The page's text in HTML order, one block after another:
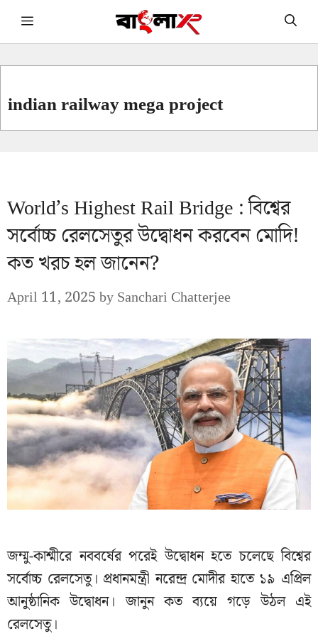
Skip Menu
indian railway mega project
World’s Highest Rail Bridge : বিশ্বের
সর্বোচ্চ রেলসেতুর উদ্বোধন করবেন মোদি!
কত খরচ হল জানেন?
April 11, 2025bySanchari Chatterjee
জম্মু-কাশ্মীরে নববর্ষের পরেই উদ্বোধন হতে চলেছে বিশ্বের
সর্বোচ্চ রেলসেতু। প্রধানমন্ত্রী নরেন্দ্র মোদীর হাতে ১৯ এপ্রিল
আনুষ্ঠানিক উদ্বোধন। জানুন কত ব্যয়ে গড়ে উঠল এই
রেলসেতু।